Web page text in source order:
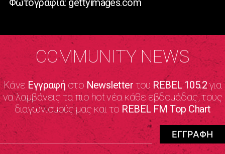
Φωτογραφία: gettyimages.com
COMMUNITY NEWS
Κάνε Εγγραφήστο NewsletterτουREBEL 105.2για
να λαμβάνεις τα πιο hot νέα κάθε εβδομάδας, τους
διαγωνισμούς μας και το REBEL FM Top Chart